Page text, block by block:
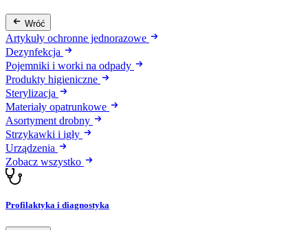
Wróć
Artykuły ochronne jednorazowe
Dezynfekcja
Pojemniki i worki na odpady
Produkty higieniczne
Sterylizacja
Materiały opatrunkowe
Asortyment drobny
Strzykawki i igły
Urządzenia
Zobacz wszystko
Profilaktyka i diagnostyka